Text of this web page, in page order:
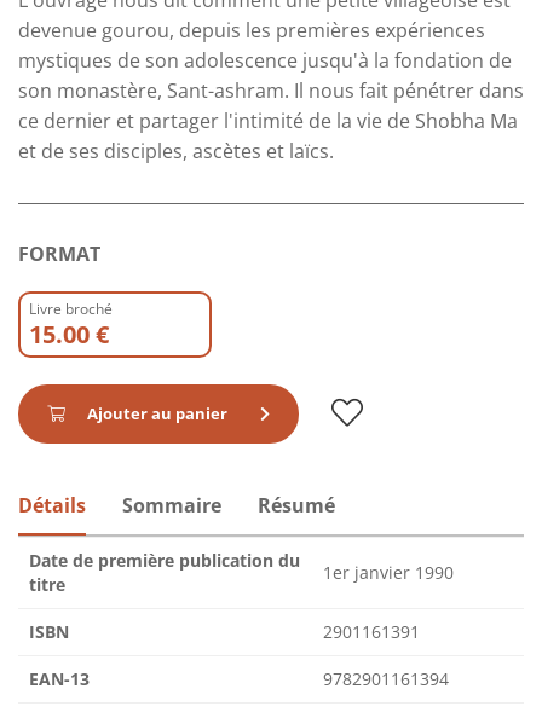
devenue gourou, depuis les premières expériences
mystiques de son adolescence jusqu'à la fondation de
son monastère, Sant-ashram. Il nous fait pénétrer dans
ce dernier et partager l'intimité de la vie de Shobha Ma
et de ses disciples, ascètes et laïcs.
FORMAT
Livre broché
15.00 €
Ajouter au panier
Détails Sommaire Résumé
Date de première publication du
titre
1er janvier 1990
ISBN 2901161391
EAN-13 9782901161394